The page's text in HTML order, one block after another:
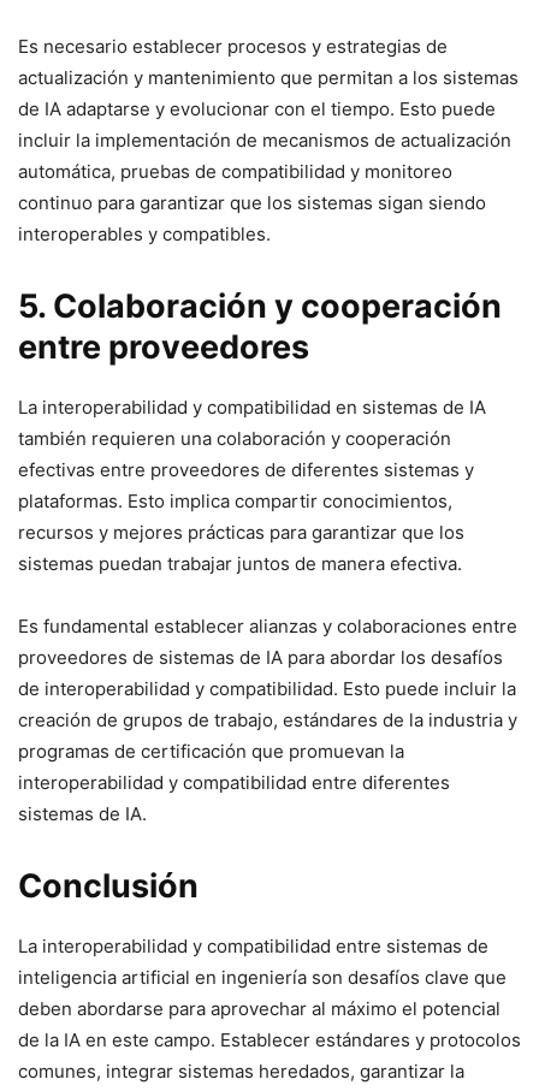
Es necesario establecer procesos y estrategias de
actualización y mantenimiento que permitan a los sistemas
de IA adaptarse y evolucionar con el tiempo. Esto puede
incluir la implementación de mecanismos de actualización
automática, pruebas de compatibilidad y monitoreo
continuo para garantizar que los sistemas sigan siendo
interoperables y compatibles.
5. Colaboración y cooperación
entre proveedores
La interoperabilidad y compatibilidad en sistemas de IA
también requieren una colaboración y cooperación
efectivas entre proveedores de diferentes sistemas y
plataformas. Esto implica compartir conocimientos,
recursos y mejores prácticas para garantizar que los
sistemas puedan trabajar juntos de manera efectiva.
Es fundamental establecer alianzas y colaboraciones entre
proveedores de sistemas de IA para abordar los desafíos
de interoperabilidad y compatibilidad. Esto puede incluir la
creación de grupos de trabajo, estándares de la industria y
programas de certificación que promuevan la
interoperabilidad y compatibilidad entre diferentes
sistemas de IA.
Conclusión
La interoperabilidad y compatibilidad entre sistemas de
inteligencia artificial en ingeniería son desafíos clave que
deben abordarse para aprovechar al máximo el potencial
de la IA en este campo. Establecer estándares y protocolos
comunes, integrar sistemas heredados, garantizar la